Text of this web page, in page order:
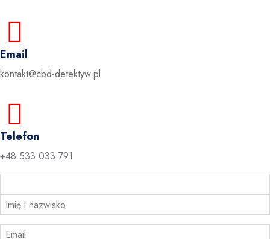
Email
kontakt@cbd-detektyw.pl
Telefon
+48 533 033 791